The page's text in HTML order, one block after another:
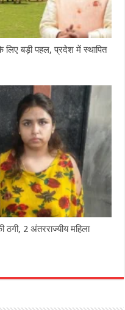
लिए बड़ी पहल, प्रदेश में स्थापित
2 अंतरराज्यीय महिला